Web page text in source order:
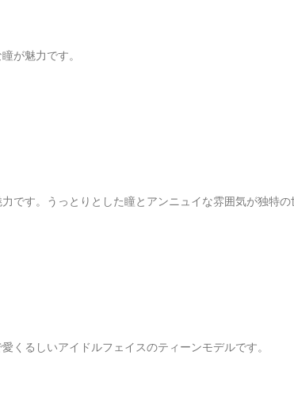
が魅力です。
です。うっとりとした瞳とアンニュイな雰囲気が独特
くるしいアイドルフェイスのティーンモデルです。